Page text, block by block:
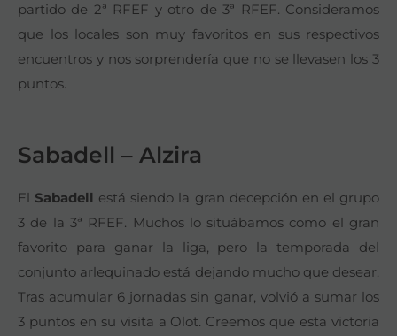
partido de 2ª RFEF y otro de 3ª RFEF. Consideramos
que los locales son muy favoritos en sus respectivos
encuentros y nos sorprendería que no se llevasen los 3
puntos.
Sabadell – Alzira
El Sabadell está siendo la gran decepción en el grupo
3 de la 3ª RFEF. Muchos lo situábamos como el gran
favorito para ganar la liga, pero la temporada del
conjunto arlequinado está dejando mucho que desear.
Tras acumular 6 jornadas sin ganar, volvió a sumar los
3 puntos en su visita a Olot. Creemos que esta victoria